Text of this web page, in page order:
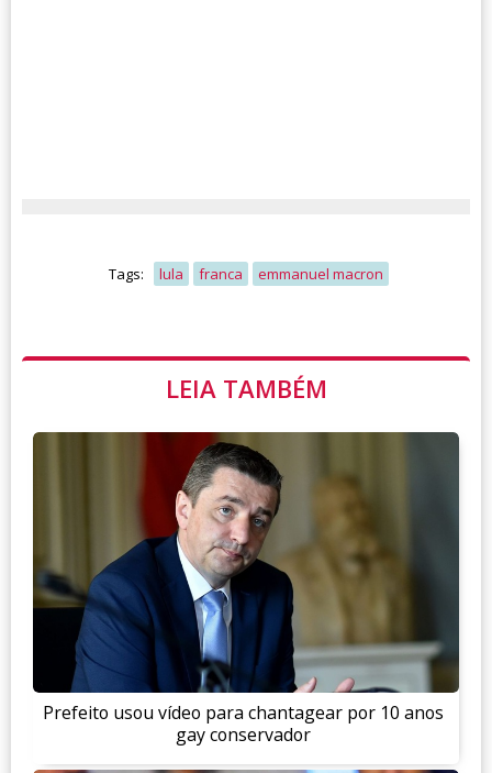
Tags: lula franca emmanuel macron
LEIA TAMBÉM
Prefeito usou vídeo para chantagear por 10 anos
gay conservador